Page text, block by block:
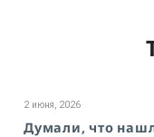
2 июня, 2026
Думали, что